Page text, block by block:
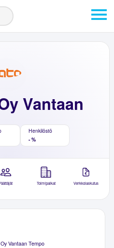
Vantaan
Henkilöstö
- %
Toimipaikat Verkkolaskutus
Vantaan Tempo